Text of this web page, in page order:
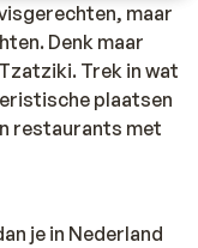
maar
Denk maar
Trek in wat
plaatsen
restaurants met
je in Nederland